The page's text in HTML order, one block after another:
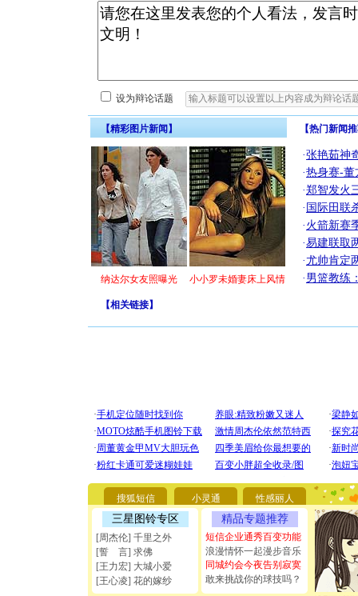
设为辩论话题
【精彩图片新闻】
纳达尔女友照曝光 小小罗未婚妻床上风情
【热门新闻
·张艳茹神
·热身赛-董
·郑智发火
· 国际田联
· 火箭新赛
·易建联取
·尤帅肯定
· 男篮教练
【相关链接】
搜狐短信 小灵通 性感丽人
三星图铃专区
[周杰伦] 千里之外
[誓 言] 求佛
[王力宏] 大城小爱
[王心凌] 花的嫁纱
精品专题推荐
短信企业通秀百变功能
浪漫情怀一起漫步音乐
同城约会今夜告别寂寞
敢来挑战你的球技吗？
[圣诞节]
你太多
要平安
能正大
天都要快
[圣诞节]
如意,快
[元旦]看
断电。爱
你是我专
[元旦]如